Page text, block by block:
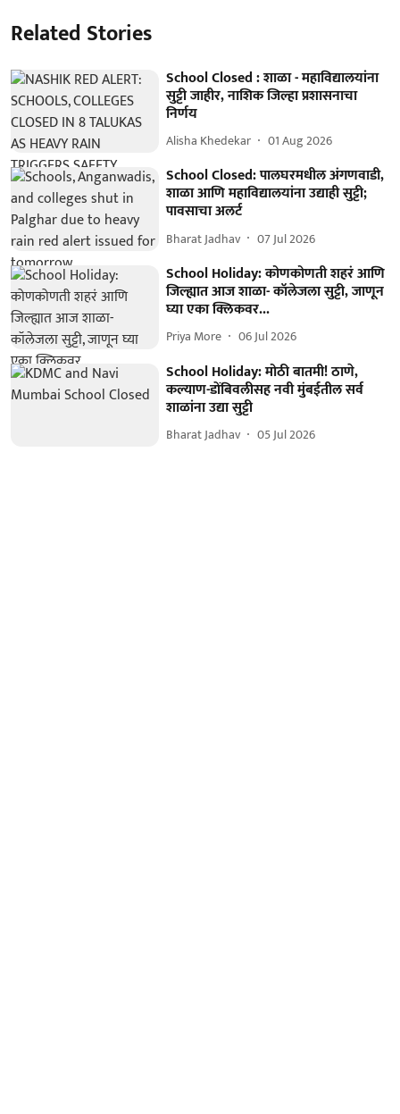
Related Stories
School Closed : शाळा - महाविद्यालयांना
सुट्टी जाहीर, नाशिक जिल्हा प्रशासनाचा
निर्णय
Alisha Khedekar 01 Aug 2026
School Closed: पालघरमधील अंगणवाडी,
शाळा आणि महाविद्यालयांना उद्याही सुट्टी;
पावसाचा अलर्ट
Bharat Jadhav 07 Jul 2026
School Holiday: कोणकोणती शहरं आणि
जिल्ह्यात आज शाळा- कॉलेजला सुट्टी, जाणून
घ्या एका क्लिकवर...
Priya More 06 Jul 2026
School Holiday: मोठी बातमी! ठाणे,
कल्याण-डोंबिवलीसह नवी मुंबईतील सर्व
शाळांना उद्या सुट्टी
Bharat Jadhav 05 Jul 2026